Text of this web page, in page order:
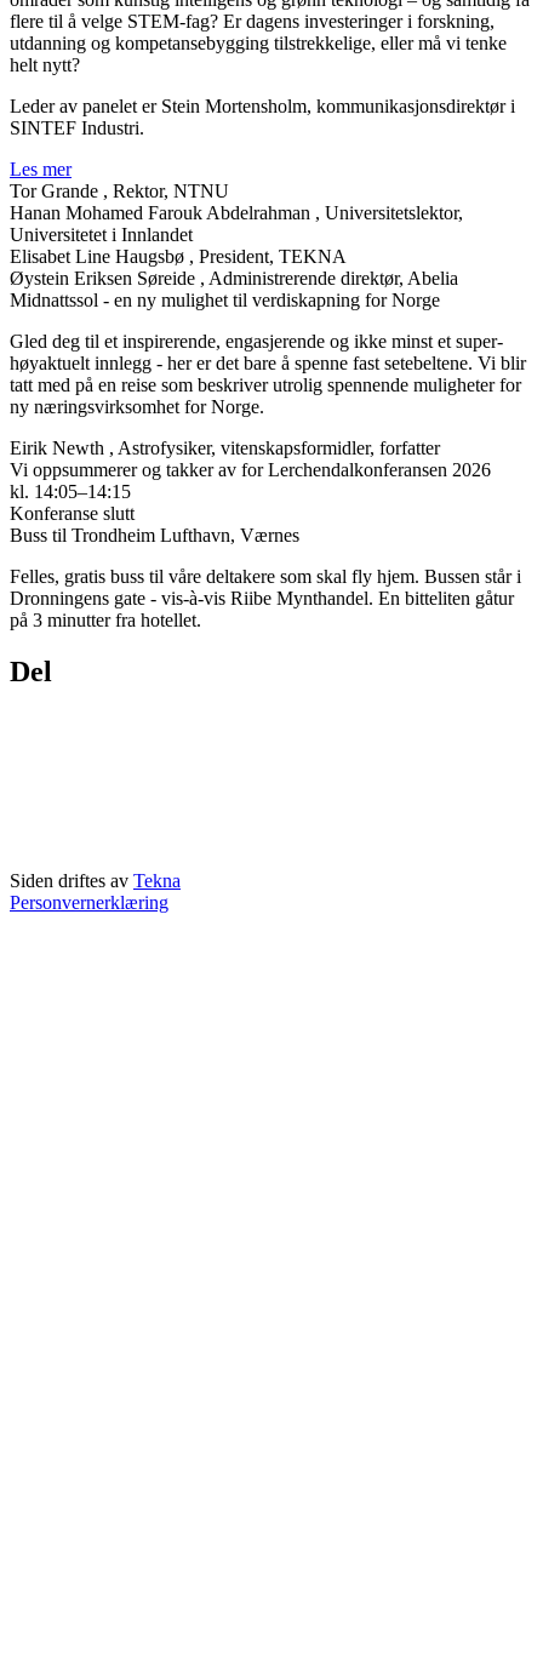
flere til å velge STEM-fag? Er dagens investeringer i forskning,
utdanning og kompetansebygging tilstrekkelige, eller må vi tenke
helt nytt?
Leder av panelet er Stein Mortensholm, kommunikasjonsdirektør i
SINTEF Industri.
Les mer
Tor Grande , Rektor, NTNU
Hanan Mohamed Farouk Abdelrahman , Universitetslektor,
Universitetet i Innlandet
Elisabet Line Haugsbø , President, TEKNA
Øystein Eriksen Søreide , Administrerende direktør, Abelia
Midnattssol - en ny mulighet til verdiskapning for Norge
Gled deg til et inspirerende, engasjerende og ikke minst et super-
høyaktuelt innlegg - her er det bare å spenne fast setebeltene. Vi blir
tatt med på en reise som beskriver utrolig spennende muligheter for
ny næringsvirksomhet for Norge.
Eirik Newth , Astrofysiker, vitenskapsformidler, forfatter
Vi oppsummerer og takker av for Lerchendalkonferansen 2026
kl. 14:05–14:15
Konferanse slutt
Buss til Trondheim Lufthavn, Værnes
Felles, gratis buss til våre deltakere som skal fly hjem. Bussen står i
Dronningens gate - vis-à-vis Riibe Mynthandel. En bitteliten gåtur
på 3 minutter fra hotellet.
Del
Siden driftes av Tekna
Personvernerklæring